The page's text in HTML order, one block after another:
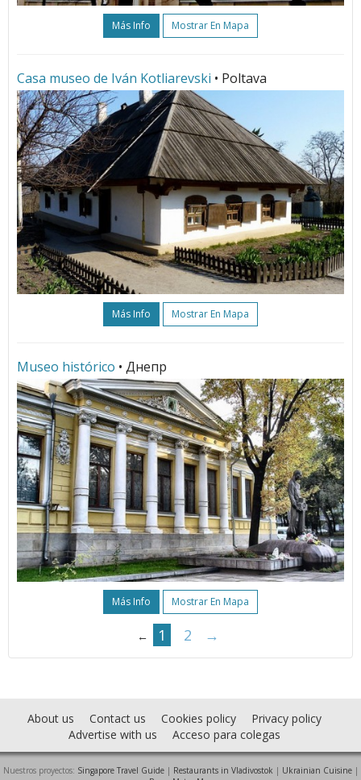
Más Info Mostrar En Mapa
Casa museo de Iván Kotliarevski • Poltava
Más Info Mostrar En Mapa
Museo histórico • Днепр
Más Info Mostrar En Mapa
← 1 2 →
About us Contact us Cookies policy
Privacy policy
Advertise with us
Acceso para colegas
Nuestros proyectos: Singapore Travel Guide| Restaurants in Vladivostok | Ukrainian Cuisine|